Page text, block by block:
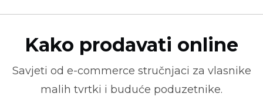
Kako prodavati online
Savjeti od e-commerce stručnjaci za vlasnike
malih tvrtki i buduće poduzetnike.